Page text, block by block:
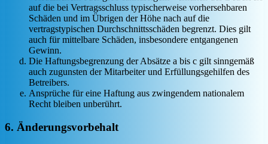
auf die bei Vertragsschluss typischerweise vorhersehbaren
Schäden und im Übrigen der Höhe nach auf die
vertragstypischen Durchschnittsschäden begrenzt. Dies gilt
auch für mittelbare Schäden, insbesondere entgangenen
Gewinn.
Die Haftungsbegrenzung der Absätze a bis c gilt sinngemäß
auch zugunsten der Mitarbeiter und Erfüllungsgehilfen des
Betreibers.
Ansprüche für eine Haftung aus zwingendem nationalem
Recht bleiben unberührt.
6. Änderungsvorbehalt